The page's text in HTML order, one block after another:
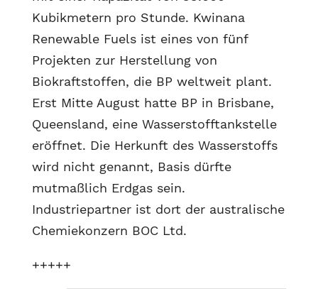
Kubikmetern pro Stunde. Kwinana
Renewable Fuels ist eines von fünf
Projekten zur Herstellung von
Biokraftstoffen, die BP weltweit plant.
Erst Mitte August hatte BP in Brisbane,
Queensland, eine Wasserstofftankstelle
eröffnet. Die Herkunft des Wasserstoffs
wird nicht genannt, Basis dürfte
mutmaßlich Erdgas sein.
Industriepartner ist dort der australische
Chemiekonzern BOC Ltd.
+++++